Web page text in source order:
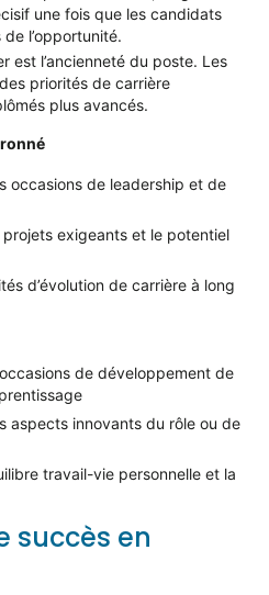
une fois que les candidats
l’opportunité.
est l’ancienneté du poste. Les
priorités de carrière
plus avancés.
occasions de leadership et de
exigeants et le potentiel
d’évolution de carrière à long
de développement de
aspects innovants du rôle ou de
travail-vie personnelle et la
succès en